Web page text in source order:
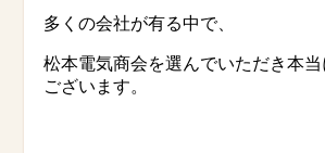
多くの会社が有る中で、
松本電気商会を選んでいただき本当
ございます。